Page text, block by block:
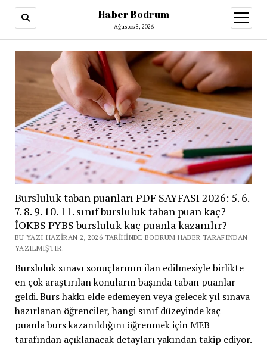
Haber Bodrum
Ağustos 8, 2026
aç
Bursluluk taban puanları PDF SAYFASI 2026: 5. 6.
7. 8. 9. 10. 11. sınıf bursluluk taban puan kaç?
İOKBS PYBS bursluluk kaç puanla kazanılır?
BU YAZI HAZIRAN 2, 2026 TARIHINDE BODRUM HABER TARAFINDAN
YAZILMIŞTIR.
Bursluluk sınavı sonuçlarının ilan edilmesiyle birlikte
en çok araştırılan konuların başında taban puanlar
geldi. Burs hakkı elde edemeyen veya gelecek yıl sınava
hazırlanan öğrenciler, hangi sınıf düzeyinde kaç
puanla burs kazanıldığını öğrenmek için MEB
tarafından açıklanacak detayları yakından takip ediyor.